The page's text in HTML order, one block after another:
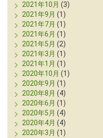
2021年10月 (3)
2021年9月 (1)
2021年7月 (1)
2021年6月 (1)
2021年5月 (2)
2021年3月 (1)
2021年1月 (1)
2020年10月 (1)
2020年9月 (1)
2020年8月 (4)
2020年6月 (1)
2020年5月 (4)
2020年4月 (4)
2020年3月 (1)